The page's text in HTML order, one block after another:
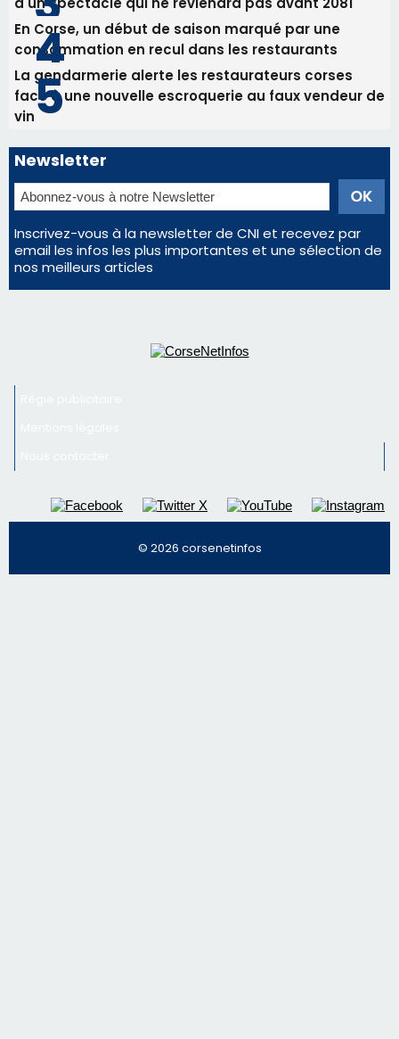
Les plus lus
Satine Nomary est la nouvelle Miss Corse 2026
Éclipse du 12 août : Où s'installer en Corse pour
profiter pleinement du spectacle ?
Éclipse du 12 août : la Corse aux premières loges
d'un spectacle qui ne reviendra pas avant 2081
En Corse, un début de saison marqué par une
consommation en recul dans les restaurants
La gendarmerie alerte les restaurateurs corses
face à une nouvelle escroquerie au faux vendeur de